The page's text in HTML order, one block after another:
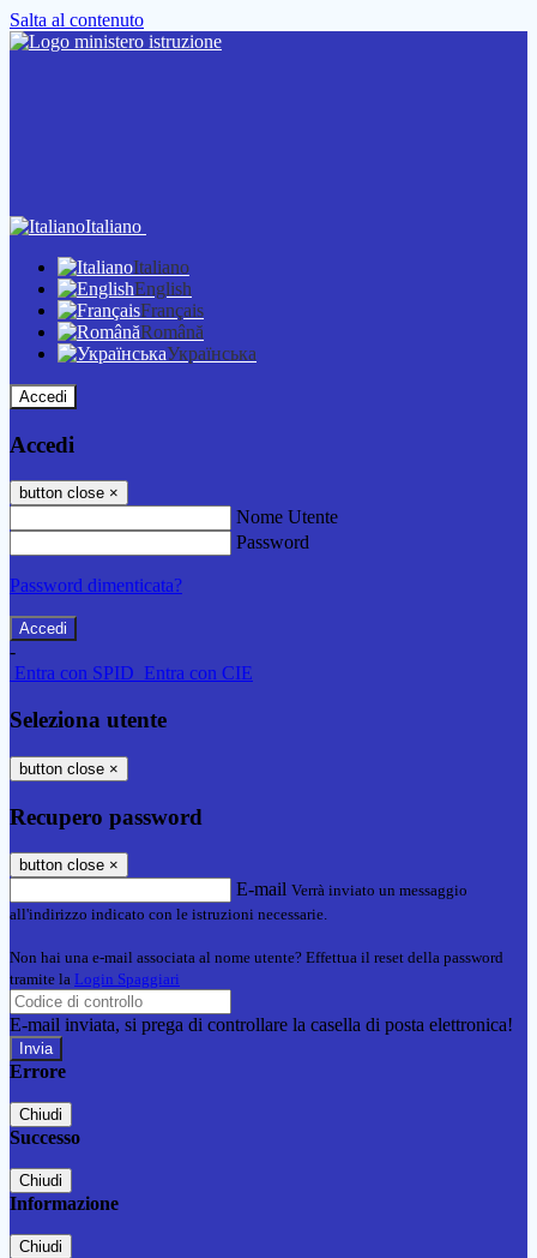
Salta al contenuto
Italiano
Italiano
English
Français
Română
Українська
Accedi
Accedi
button close ×
Nome Utente
Password
Password dimenticata?
-
Entra con SPID Entra con CIE
Seleziona utente
button close ×
Recupero password
button close ×
E-mail Verrà inviato un messaggio
all'indirizzo indicato con le istruzioni necessarie.
Non hai una e-mail associata al nome utente? Effettua il reset della password
tramite la Login Spaggiari
E-mail inviata, si prega di controllare la casella di posta elettronica!
Errore
Chiudi
Successo
Chiudi
Informazione
Chiudi